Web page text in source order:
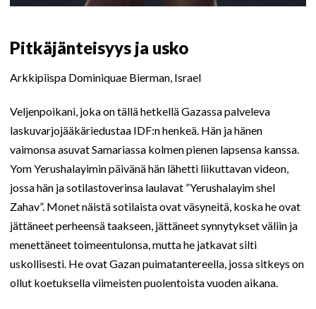
Pitkäjänteisyys ja usko
Arkkipiispa Dominiquae Bierman, Israel
Veljenpoikani, joka on tällä hetkellä Gazassa palveleva
laskuvarjojääkäriedustaa IDF:n henkeä. Hän ja hänen
vaimonsa asuvat Samariassa kolmen pienen lapsensa kanssa.
Yom Yerushalayimin päivänä hän lähetti liikuttavan videon,
jossa hän ja sotilastoverinsa laulavat ”Yerushalayim shel
Zahav”. Monet näistä sotilaista ovat väsyneitä, koska he ovat
jättäneet perheensä taakseen, jättäneet synnytykset väliin ja
menettäneet toimeentulonsa, mutta he jatkavat silti
uskollisesti. He ovat Gazan puimatantereella, jossa sitkeys on
ollut koetuksella viimeisten puolentoista vuoden aikana.